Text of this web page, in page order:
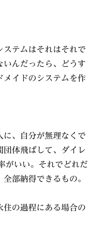
ステムはそれはそれで
いんだったら、どうす
メイドのシステムを作
に、自分が無理なくで
団体飛ばして、ダイレ
がいい。それでどれだ
部納得できるもの。
の過程にある場合の